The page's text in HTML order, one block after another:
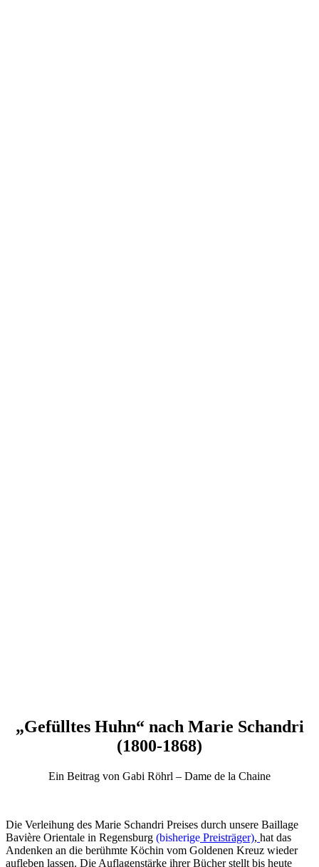
„Gefülltes Huhn“ nach Marie Schandri
(1800-1868)
Ein Beitrag von Gabi Röhrl – Dame de la Chaine
Die Verleihung des Marie Schandri Preises durch unsere Baillage
Bavière Orientale in Regensburg (bisherige Preisträger), hat das
Andenken an die berühmte Köchin vom Goldenen Kreuz wieder
aufleben lassen. Die Auflagenstärke ihrer Bücher stellt bis heute